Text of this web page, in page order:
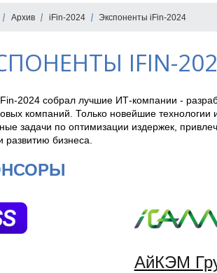
Архив iFin-2024 Экспоненты iFin-2024
IFIN-
2024 собрал лучшие ИТ-компании -
компаний. Только новейшие технологии
задачи по оптимизации издержек,
развитию бизнеса.
АйКЭМ